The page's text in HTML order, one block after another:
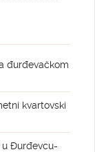
đurđevačkom
kvartovski
u Đurđevcu-